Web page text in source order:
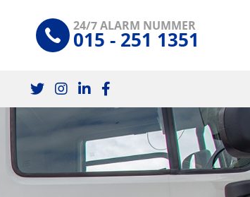
24/7 ALARM NUMMER
015 - 251 1351